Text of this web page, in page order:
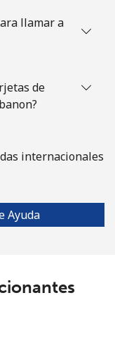
llamar a
de
internacionales
Ayuda